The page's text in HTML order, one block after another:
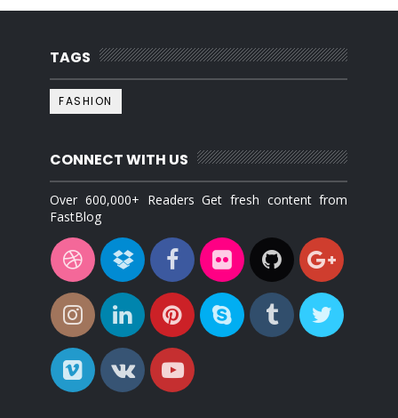
TAGS
FASHION
CONNECT WITH US
Over 600,000+ Readers Get fresh content from
FastBlog